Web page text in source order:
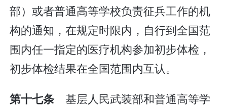
部）或者普通高等学校负责征兵工作的机
构的通知，在规定时限内，自行到全国范
围内任一指定的医疗机构参加初步体检，
初步体检结果在全国范围内互认。
第十七条 基层人民武装部和普通高等学